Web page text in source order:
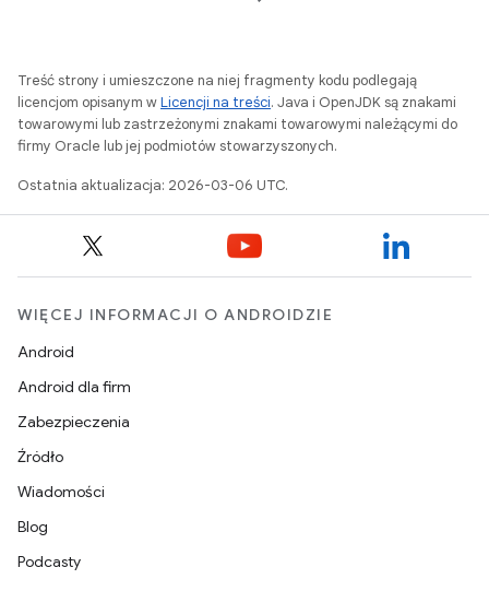
Treść strony i umieszczone na niej fragmenty kodu podlegają
licencjom opisanym wLicencji na treści. Java i OpenJDK są znakami
towarowymi lub zastrzeżonymi znakami towarowymi należącymi do
firmy Oracle lub jej podmiotów stowarzyszonych.
Ostatnia aktualizacja: 2026-03-06 UTC.
WIĘCEJ INFORMACJI O ANDROIDZIE
Android
Android dla firm
Zabezpieczenia
Źródło
Wiadomości
Blog
Podcasty